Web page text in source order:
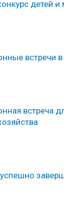
детей
встречи
встреча